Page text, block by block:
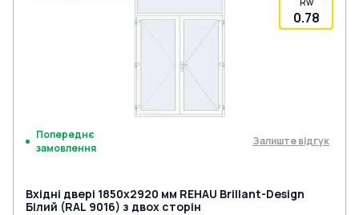
0.78
Попереднє
замовлення
Залиште відгук
Вхідні двері 1850x2920 мм REHAU Brillant-Design
Білий (RAL 9016) з двох сторін